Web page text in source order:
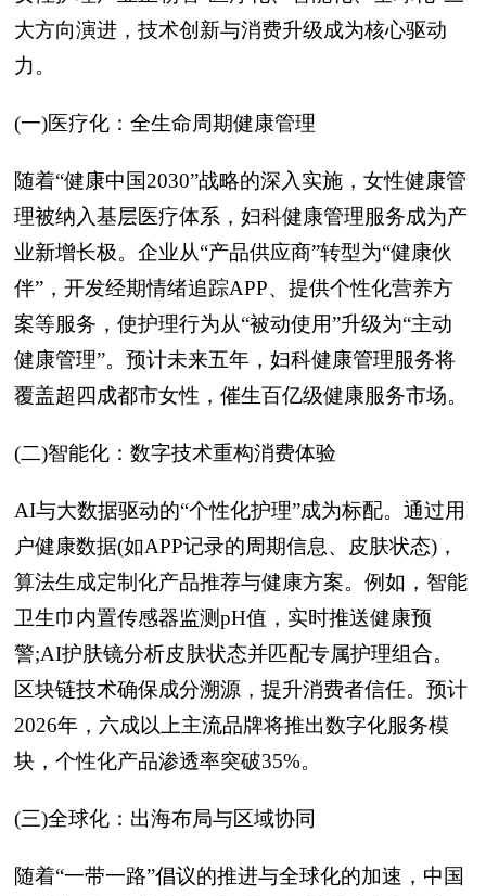
大方向演进，技术创新与消费升级成为核心驱动
力。
(一)医疗化：全生命周期健康管理
随着“健康中国2030”战略的深入实施，女性健康管
理被纳入基层医疗体系，妇科健康管理服务成为产
业新增长极。企业从“产品供应商”转型为“健康伙
伴”，开发经期情绪追踪APP、提供个性化营养方
案等服务，使护理行为从“被动使用”升级为“主动
健康管理”。预计未来五年，妇科健康管理服务将
覆盖超四成都市女性，催生百亿级健康服务市场。
(二)智能化：数字技术重构消费体验
AI与大数据驱动的“个性化护理”成为标配。通过用
户健康数据(如APP记录的周期信息、皮肤状态)，
算法生成定制化产品推荐与健康方案。例如，智能
卫生巾内置传感器监测pH值，实时推送健康预
警;AI护肤镜分析皮肤状态并匹配专属护理组合。
区块链技术确保成分溯源，提升消费者信任。预计
2026年，六成以上主流品牌将推出数字化服务模
块，个性化产品渗透率突破35%。
(三)全球化：出海布局与区域协同
随着“一带一路”倡议的推进与全球化的加速，中国